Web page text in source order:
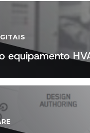
equipamento